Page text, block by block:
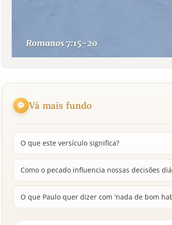
Vá mais fundo
O que este versículo significa?
Como o pecado influencia nossas decisões
O que Paulo quer dizer com 'nada de bom